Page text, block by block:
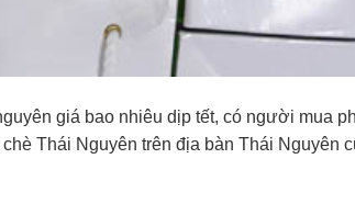
giá bao nhiêu dịp tết, có người mua
Thái Nguyên trên địa bàn Thái Nguyên